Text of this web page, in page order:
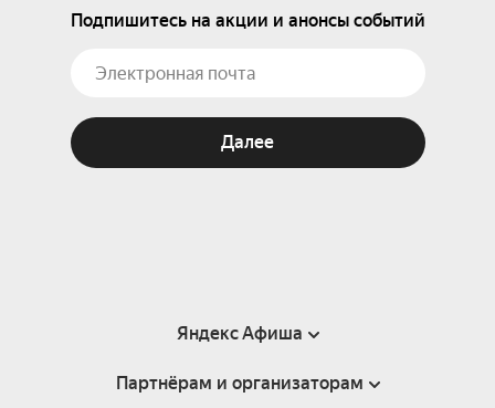
Подпишитесь на акции и анонсы событий
Далее
Яндекс Афиша
Справка
Партнёрам и организаторам